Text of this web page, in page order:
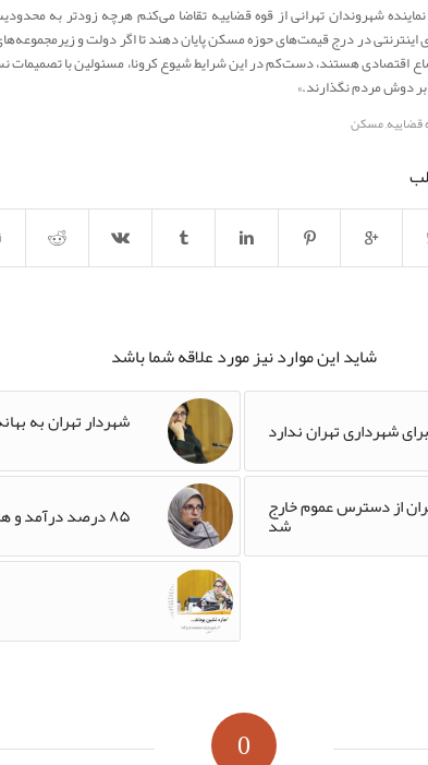
شهروندان تهرانی از قوه قضاییه تقاضا می‌کنم هرچه زودتر به
در درج قیمت‌های حوزه مسکن پایان دهند تا اگر دولت و
اقتصادی هستند، دست‌کم در این شرایط شیوع کرونا، مسئولین با تصمیمات
بر دوش مردم نگذارند.»
قضاییه,مسکن
شاید این موارد نیز مورد علاقه شما باشد
شهردار تهران به شهرداری تهران ندارد
۸۵ درصد درآمد و هزینه شرکت برج میلاد هیچ ردی در بودجه ندارد از دسترس عموم خارج
شد
0